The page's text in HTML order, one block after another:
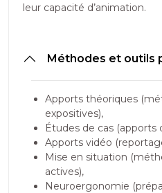
leur capacité d’animation.
Méthodes et outils
Apports théoriques
expositives),
Études de cas (apports
Apports vidéo
Mise en situation
actives),
Neuroergonomie